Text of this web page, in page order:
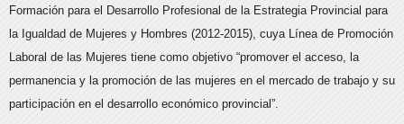
Formación para el Desarrollo Profesional de la Estrategia Provincial para
la Igualdad de Mujeres y Hombres (2012-2015), cuya Línea de Promoción
Laboral de las Mujeres tiene como objetivo “promover el acceso, la
permanencia y la promoción de las mujeres en el mercado de trabajo y su
participación en el desarrollo económico provincial”.